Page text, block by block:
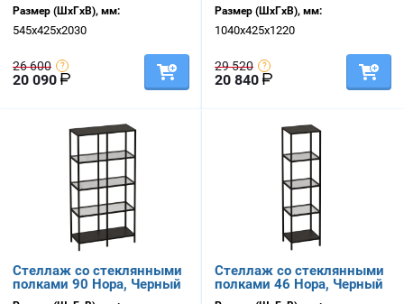
Размер (ШхГхВ), мм:
545х425х2030
26 600
20 090
Размер (ШхГхВ), мм:
1040х425х1220
29 520
20 840
Стеллаж со стеклянными
полками 90 Нора, Черный
Стеллаж со стеклянными
полками 46 Нора, Черный